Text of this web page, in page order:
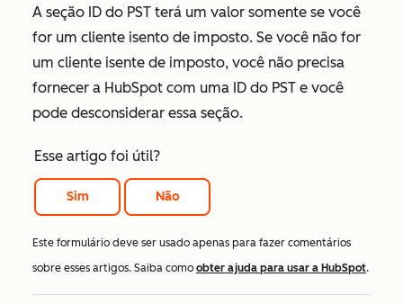
A seção ID do PST terá um valor somente se você
for um cliente isento de imposto. Se você não for
um cliente isente de imposto, você não precisa
fornecer a HubSpot com uma ID do PST e você
pode desconsiderar essa seção.
Esse artigo foi útil?
Sim Não
Este formulário deve ser usado apenas para fazer comentários
sobre esses artigos. Saiba como obter ajuda para usar a HubSpot.